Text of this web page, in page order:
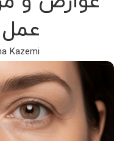
Kazemi